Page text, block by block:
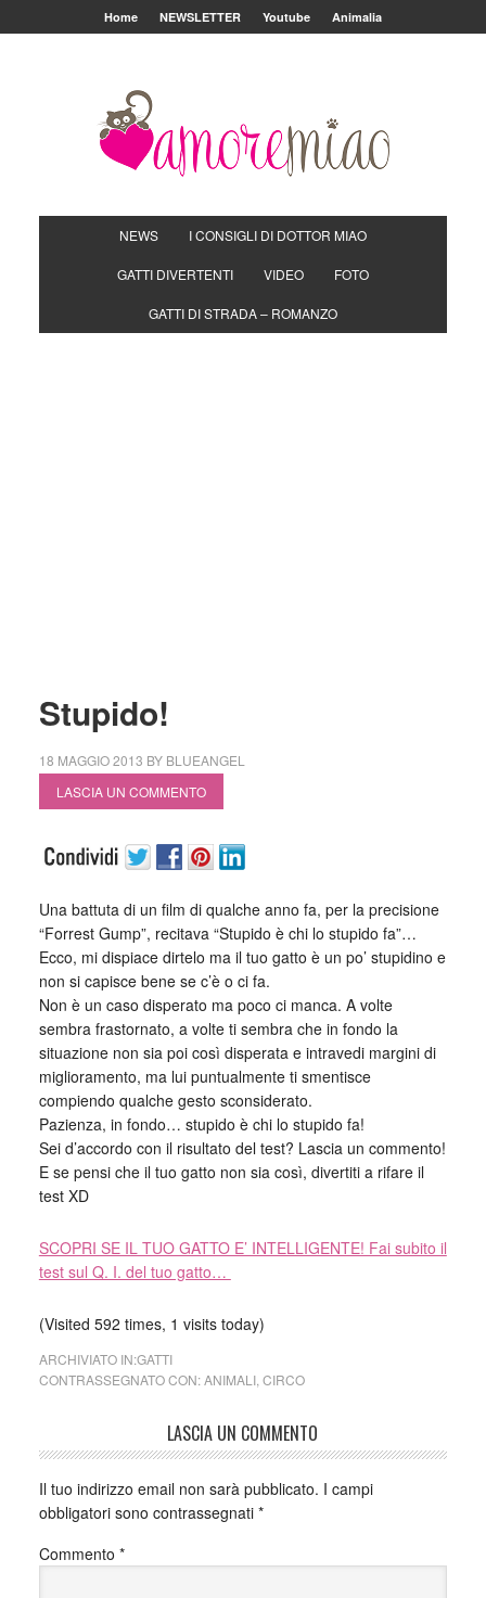
Home NEWSLETTER Youtube Animalia
NEWS I CONSIGLI DI DOTTOR MIAO
GATTI DIVERTENTI VIDEO FOTO
GATTI DI STRADA – ROMANZO
Stupido!
18 MAGGIO 2013 BY BLUEANGEL
LASCIA UN COMMENTO
Una battuta di un film di qualche anno fa, per la precisione
“Forrest Gump”, recitava “Stupido è chi lo stupido fa”…
Ecco, mi dispiace dirtelo ma il tuo gatto è un po’ stupidino e
non si capisce bene se c’è o ci fa.
Non è un caso disperato ma poco ci manca. A volte
sembra frastornato, a volte ti sembra che in fondo la
situazione non sia poi così disperata e intravedi margini di
miglioramento, ma lui puntualmente ti smentisce
compiendo qualche gesto sconsiderato.
Pazienza, in fondo… stupido è chi lo stupido fa!
Sei d’accordo con il risultato del test? Lascia un commento!
E se pensi che il tuo gatto non sia così, divertiti a rifare il
test XD
SCOPRI SE IL TUO GATTO E’ INTELLIGENTE! Fai subito il
test sul Q. I. del tuo gatto…
(Visited 592 times, 1 visits today)
ARCHIVIATO IN:GATTI
CONTRASSEGNATO CON:ANIMALI, CIRCO
LASCIA UN COMMENTO
Il tuo indirizzo email non sarà pubblicato. I campi
obbligatori sono contrassegnati *
Commento *